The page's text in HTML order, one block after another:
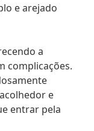
e arejado
a
complicações.
e
entrar pela